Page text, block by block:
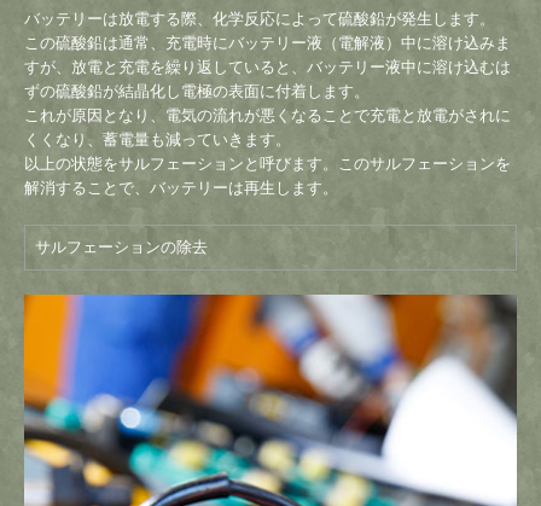
バッテリーは放電する際、化学反応によって硫酸鉛が発生します。
この硫酸鉛は通常、充電時にバッテリー液（電解液）中に溶け込みま
すが、放電と充電を繰り返していると、バッテリー液中に溶け込むは
ずの硫酸鉛が結晶化し電極の表面に付着します。
これが原因となり、電気の流れが悪くなることで充電と放電がされに
くくなり、蓄電量も減っていきます。
以上の状態をサルフェーションと呼びます。このサルフェーションを
解消することで、バッテリーは再生します。
サルフェーションの除去